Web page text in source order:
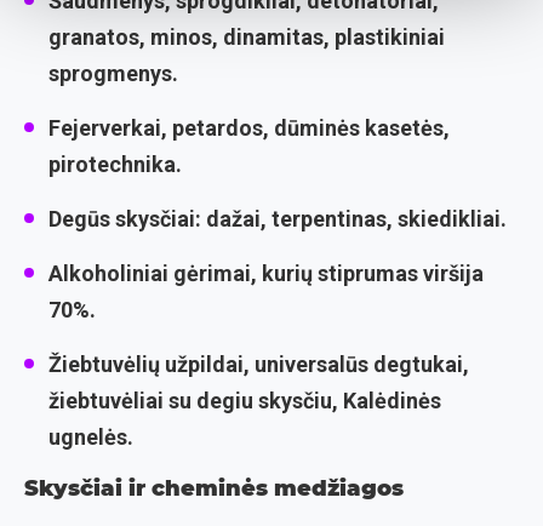
granatos, minos, dinamitas, plastikiniai
sprogmenys.
Fejerverkai, petardos, dūminės kasetės,
pirotechnika.
Degūs skysčiai: dažai, terpentinas, skiedikliai.
Alkoholiniai gėrimai, kurių stiprumas viršija
70%.
Žiebtuvėlių užpildai, universalūs degtukai,
žiebtuvėliai su degiu skysčiu, Kalėdinės
ugnelės.
Skysčiai ir cheminės medžiagos